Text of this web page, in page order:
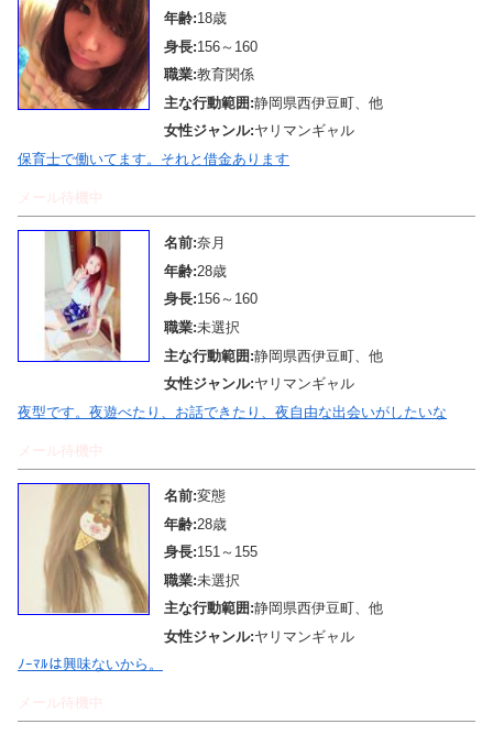
年齢:18歳
身長:156～160
職業:教育関係
主な行動範囲:静岡県西伊豆町、他
女性ジャンル:ヤリマンギャル
保育士で働いてます。それと借金あります
メール待機中
名前:奈月
年齢:28歳
身長:156～160
職業:未選択
主な行動範囲:静岡県西伊豆町、他
女性ジャンル:ヤリマンギャル
夜型です。夜遊べたり、お話できたり、夜自由な出会いがしたいな
メール待機中
名前:変態
年齢:28歳
身長:151～155
職業:未選択
主な行動範囲:静岡県西伊豆町、他
女性ジャンル:ヤリマンギャル
ﾉｰﾏﾙは興味ないから。
メール待機中